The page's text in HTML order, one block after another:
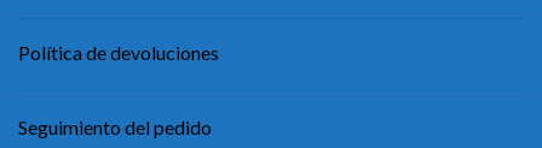
Política de devoluciones
Seguimiento del pedido